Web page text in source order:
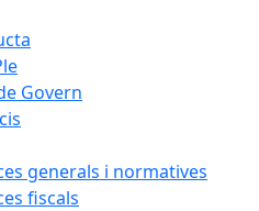
Govern
generals i normatives
fiscals